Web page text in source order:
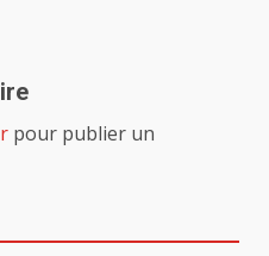
pour publier un